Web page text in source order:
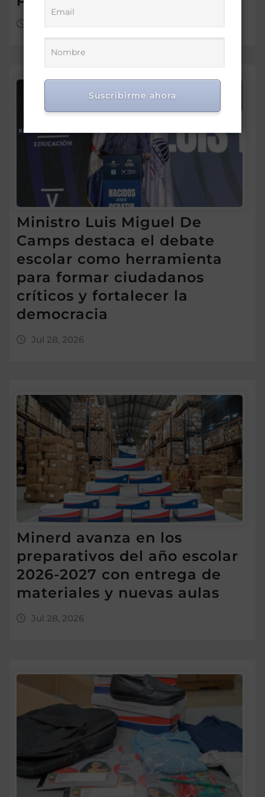
Ministro Luis Miguel De
Camps destaca el debate
escolar como herramienta
para formar ciudadanos
críticos y fortalecer la
democracia
Jul 28, 2026
Minerd avanza en los
preparativos del año escolar
2026-2027 con entrega de
materiales y nuevas aulas
Jul 28, 2026
Suscribirme ahora